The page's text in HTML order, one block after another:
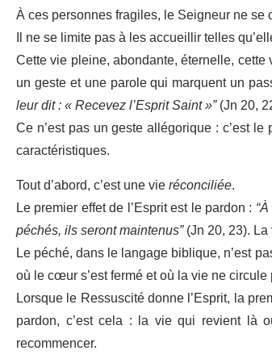
À ces personnes fragiles, le Seigneur ne
Il ne se limite pas à les accueillir telles
Cette vie pleine, abondante, éternelle,
un geste et une parole qui marquent un
leur dit : « Recevez l’Esprit Saint »”(Jn 20,
Ce n’est pas un geste allégorique : c’est
caractéristiques.
Tout d’abord, c’est une vieréconciliée.
Le premier effet de l’Esprit est le pardon :
péchés, ils seront maintenus”(Jn 20, 23).
Le péché, dans le langage biblique, n’est
où le cœur s’est fermé et où la vie ne circule
Lorsque le Ressuscité donne l’Esprit, la
pardon, c’est cela : la vie qui revient là
recommencer.